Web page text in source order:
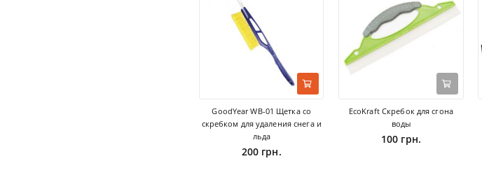
GoodYear WB-01 Щетка со
скребком для удаления снега и
льда
200 грн.
EcoKraft Скребок для сгона
воды
100 грн.